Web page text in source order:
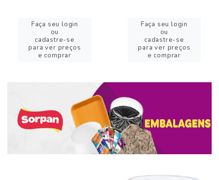
Faça seu login
ou
cadastre-se
para ver preços
e comprar
Faça seu login
ou
cadastre-se
para ver preços
e comprar